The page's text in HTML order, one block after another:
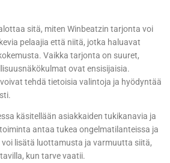
sitä, miten Winbeatzin tarjonta voi
pelaajia että niitä, jotka haluavat
Vaikka tarjonta on suuret,
ovat ensisijaisia.
tehdä tietoisia valintoja ja hyödyntää
käsitellään asiakkaiden tukikanavia ja
antaa tukea ongelmatilanteissa ja
voi lisätä luottamusta ja varmuutta siitä,
kun tarve vaatii.